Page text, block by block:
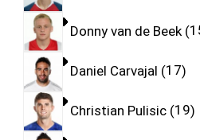
Donny van de Beek
Daniel Carvajal 17
Christian Pulisic 19